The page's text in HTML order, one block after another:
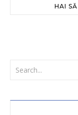
HAI